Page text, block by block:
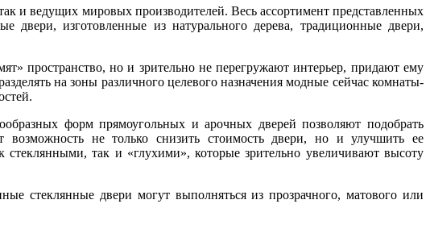
и ведущих мировых производителей. Весь ассортимент представленных
изготовленные из натурального дерева, традиционные двери,
пространство, но и зрительно не перегружают интерьер, придают ему
на зоны различного целевого назначения модные сейчас комнаты-
форм прямоугольных и арочных дверей позволяют подобрать
не только снизить стоимость двери, но и улучшить ее
так и «глухими», которые зрительно увеличивают высоту
стеклянные двери могут выполняться из прозрачного, матового или